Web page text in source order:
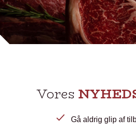
Vores
Gå aldrig glip af